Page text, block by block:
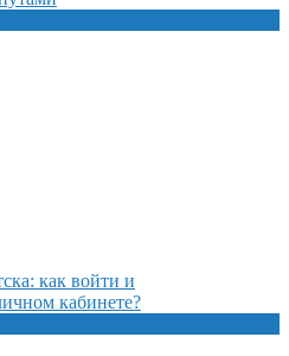
как войти и
кабинете?